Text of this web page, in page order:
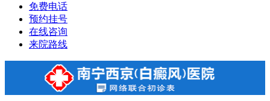
免费电话
预约挂号
在线咨询
来院路线